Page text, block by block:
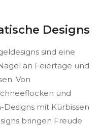
Designs
sind eine
an Feiertage und
Von
und
mit Kürbissen
bringen Freude